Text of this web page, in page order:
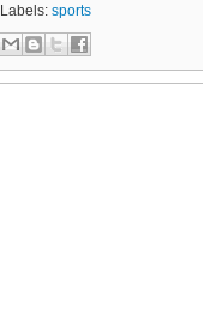
Labels:sports